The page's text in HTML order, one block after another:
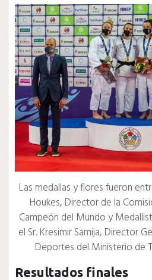
Las medallas y flores fueron
Houkes, Director de la
Campeón del Mundo y
el Sr. Kresimir Samija, Director
Deportes del Ministerio de
Resultados finales